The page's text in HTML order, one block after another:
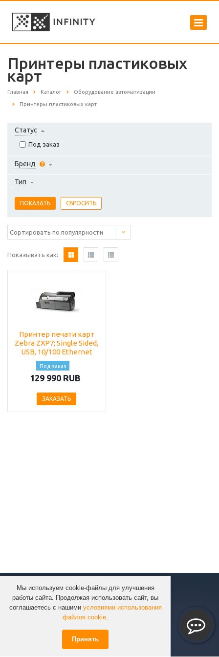
Мы используем cookie-файлы для улучшения
работы сайта. Продолжая использовать сайт, вы
соглашаетесь с нашими условиями использования
файлов cookie.
Принять
Принтеры пластиковых
карт
Главная Каталог Оборудование автоматизации
Принтеры пластиковых карт
Статус
Под заказ
Бренд
Тип
Показывать как:
Принтер печати карт
Zebra ZXP7; Single Sided,
USB, 10/100 Ethernet
Под заказ
129 990 RUB
ЗАКАЗАТЬ
КОМПАНИЯ
КАТАЛОГ
УСЛУГИ
ИНФОРМАЦИЯ